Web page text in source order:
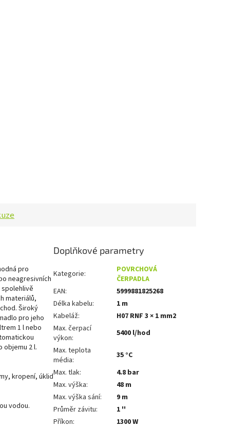
pro
neagresivních
materiálů,
Široký
pro jeho
1 l nebo
objemu 2 l.
kropení, úklid
vodou.
Doplňkové parametry
Kategorie:
POVRCHOVÁ
ČERPADLA
EAN:
5999881825268
Délka kabelu:
1 m
Kabeláž:
H07 RNF 3 × 1 mm2
Max. čerpací
výkon:
5400 l/hod
Max. teplota
média:
35 °C
Max. tlak:
4.8 bar
Max. výška:
48 m
Max. výška sání:
9 m
Průměr závitu:
1 ''
Příkon:
1300 W